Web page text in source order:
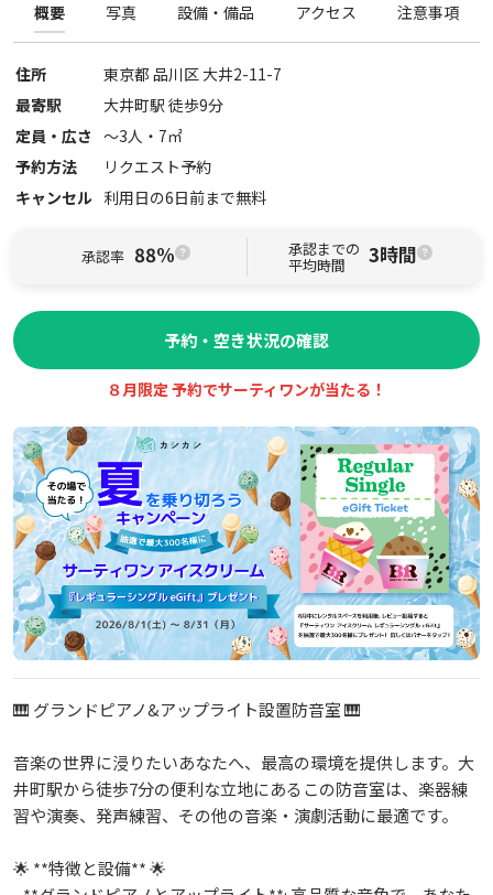
概要 写真 設備・備品 アクセス 注意事項
住所 東京都 品川区大井2-11-7
最寄駅
大井町駅 徒歩9分
定員・広さ 〜3人・ 7㎡
予約方法
リクエスト予約
キャンセル 利用日の6日前まで無料
承認率 88% 承認までの
平均時間 3時間
予約・空き状況の確認
８月限定 予約でサーティワンが当たる！
🎹 グランドピアノ&アップライト設置防音室 🎹
音楽の世界に浸りたいあなたへ、最高の環境を提供します。大
井町駅から徒歩7分の便利な立地にあるこの防音室は、楽器練
習や演奏、発声練習、その他の音楽・演劇活動に最適です。
🌟 **特徴と設備** 🌟